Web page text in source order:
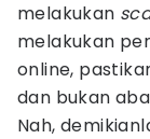
melakukan
melakukan
online,
dan bukan
Nah,